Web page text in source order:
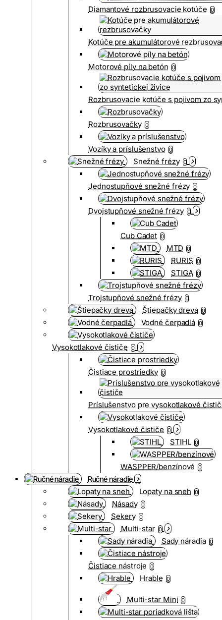
Diamantové rozbrusovacie kotúče 0
Kotúče pre akumulátorové
Motorové píly na betón 0
Rozbrusovacie kotúče s pojivom zo
Rozbrusovačky 0
Vozíky a príslušenstvo 0
Snežné frézy 0
Jednostupňové snežné frézy 0
Dvojstupňové snežné frézy 0
Cub Cadet 0
MTD 0
RURIS 0
STIGA 0
Trojstupňové snežné frézy 0
Štiepačky dreva 0
Vodné čerpadlá 0
Vysokotlakové čističe 0
Čistiace prostriedky 0
Príslušenstvo pre vysokotlakové
Vysokotlakové čističe 0
STIHL 0
WASPPER/benzínové 0
Ručné náradie
Lopaty na sneh 0
Násady 0
Sekery 0
Multi-star 0
Sady náradia 0
Čistiace nástroje 0
Hrable 0
Multi-star Mini 0